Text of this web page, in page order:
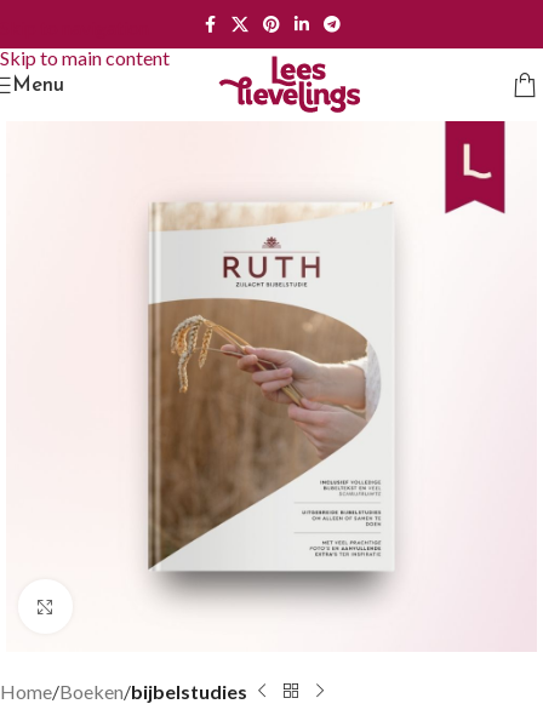
Skip to main content
Menu
Groter bekijken
Home Boeken bijbelstudies